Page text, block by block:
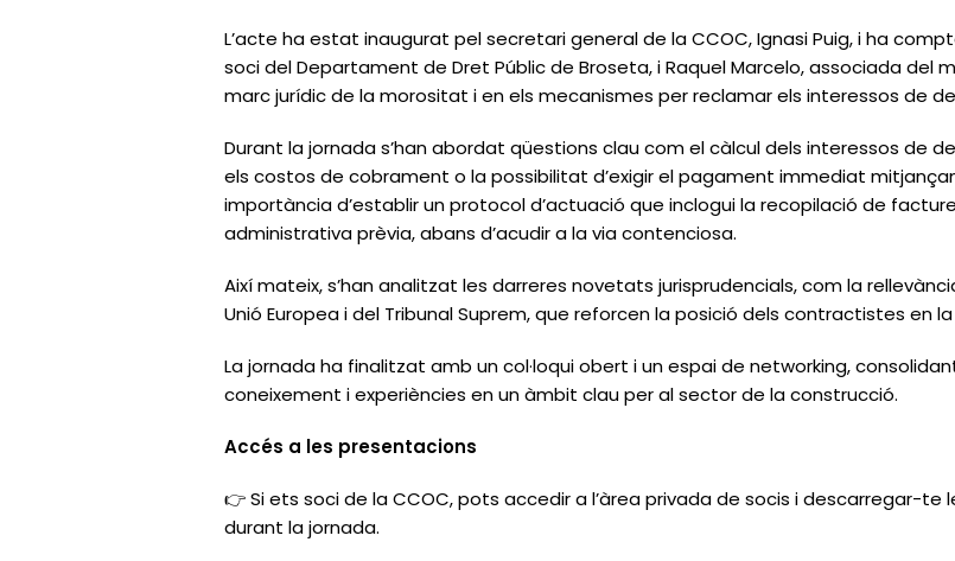
L’acte ha estat inaugurat pel secretari general de la CCOC, Ignasi Puig, i ha
soci del Departament de Dret Públic de Broseta, i Raquel Marcelo, associada
marc jurídic de la morositat i en els mecanismes per reclamar els interessos de
Durant la jornada s’han abordat qüestions clau com el càlcul dels interessos de
els costos de cobrament o la possibilitat d’exigir el pagament immediat
importància d’establir un protocol d’actuació que inclogui la recopilació de
administrativa prèvia, abans d’acudir a la via contenciosa.
Així mateix, s’han analitzat les darreres novetats jurisprudencials, com la
Unió Europea i del Tribunal Suprem, que reforcen la posició dels contractistes en
La jornada ha finalitzat amb un col·loqui obert i un espai de networking,
coneixement i experiències en un àmbit clau per al sector de la construcció.
Accés a les presentacions
👉 Si ets soci de la CCOC, pots accedir a l’àrea privada de socis i descarregar-
durant la jornada.